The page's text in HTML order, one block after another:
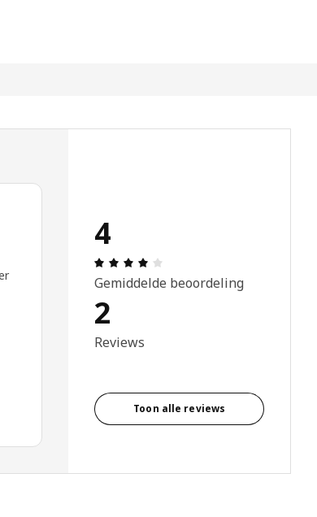
4
Gemiddelde beoordeling
2
Reviews
Toon alle reviews